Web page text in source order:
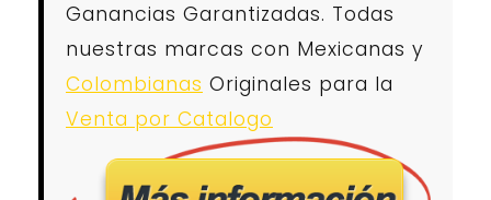
Ganancias Garantizadas. Todas
nuestras marcas con Mexicanas y
Colombianas Originales para la
Venta por Catalogo